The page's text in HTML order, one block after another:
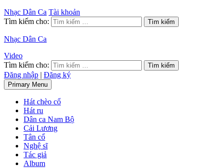
Nhạc Dân Ca Tài khoản
Tìm kiếm cho:
Nhạc Dân Ca
Video
Tìm kiếm cho:
Đăng nhập | Đăng ký
Primary Menu
Hát chèo cổ
Hát ru
Dân ca Nam Bộ
Cải Lương
Tân cổ
Nghệ sĩ
Tác giả
Album